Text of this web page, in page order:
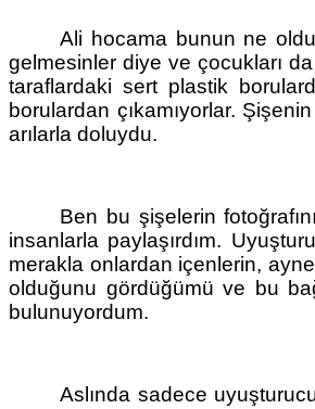
Ali hocama bunun ne
gelmesinler diye ve çocukları
taraflardaki sert plastik
borulardan çıkamıyorlar.
arılarla doluydu.
Ben bu şişelerin
insanlarla paylaşırdım.
merakla onlardan içenlerin,
olduğunu gördüğümü ve bu
bulunuyordum.
Aslında sadece